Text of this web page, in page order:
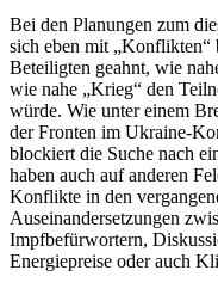
Bei den Planungen zum
sich eben mit „Konflikten“
Beteiligten geahnt, wie
wie nahe „Krieg“ den
würde. Wie unter einem
der Fronten im Ukraine-
blockiert die Suche nach
haben auch auf anderen
Konflikte in den
Auseinandersetzungen
Impfbefürwortern,
Energiepreise oder auch